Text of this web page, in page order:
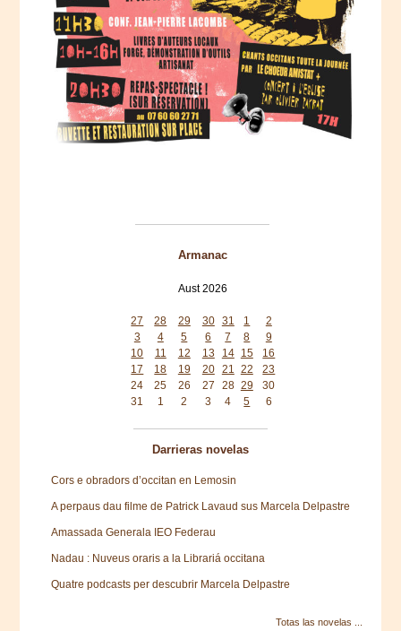
Armanac
Aust 2026
27
28 29 30 31 1
2
3
4 5 6 7 8
9
10
11 12 13 14 15
16
17
18 19 20 21 22
23
24
25 26 27 28 29
30
31
1 2 3 4 5 6
Darrieras novelas
Cors e obradors d’occitan en Lemosin
A perpaus dau filme de Patrick Lavaud sus Marcela Delpastre
Amassada Generala IEO Federau
Nadau : Nuveus oraris a la Librariá occitana
Quatre podcasts per descubrir Marcela Delpastre
Totas las novelas ...